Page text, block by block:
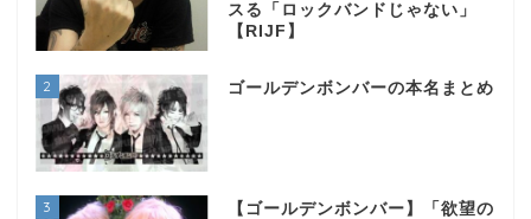
スる「ロックバンドじゃない」
【RIJF】
2 ゴールデンボンバーの本名まとめ
3
【ゴールデンボンバー】「欲望の